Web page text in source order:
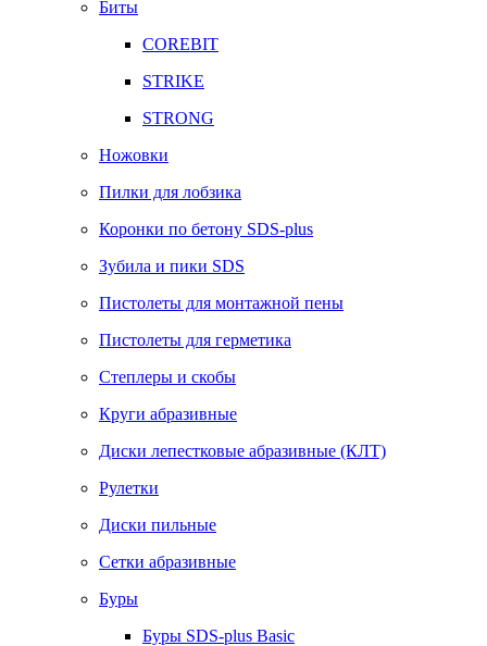
Биты
COREBIT
STRIKE
STRONG
Ножовки
Пилки для лобзика
Коронки по бетону SDS-plus
Зубила и пики SDS
Пистолеты для монтажной пены
Пистолеты для герметика
Степлеры и скобы
Круги абразивные
Диски лепестковые абразивные (КЛТ)
Рулетки
Диски пильные
Сетки абразивные
Буры
Буры SDS-plus Basic